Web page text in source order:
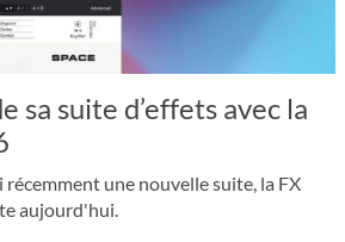
sa suite d’effets avec la
une nouvelle suite, la FX
aujourd'hui.